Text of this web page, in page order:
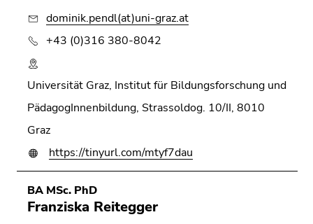
dominik.pendl(at)uni-graz.at
+43 (0)316 380-8042
Universität Graz, Institut für Bildungsforschung und
PädagogInnenbildung, Strassoldog. 10/II, 8010
Graz
https://tinyurl.com/mtyf7dau
BA MSc. PhD
Franziska Reitegger